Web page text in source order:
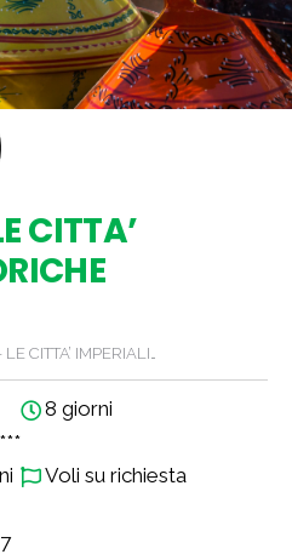
CITTA’
CITTA’ IMPERIALI…
8 giorni
Voli su richiesta